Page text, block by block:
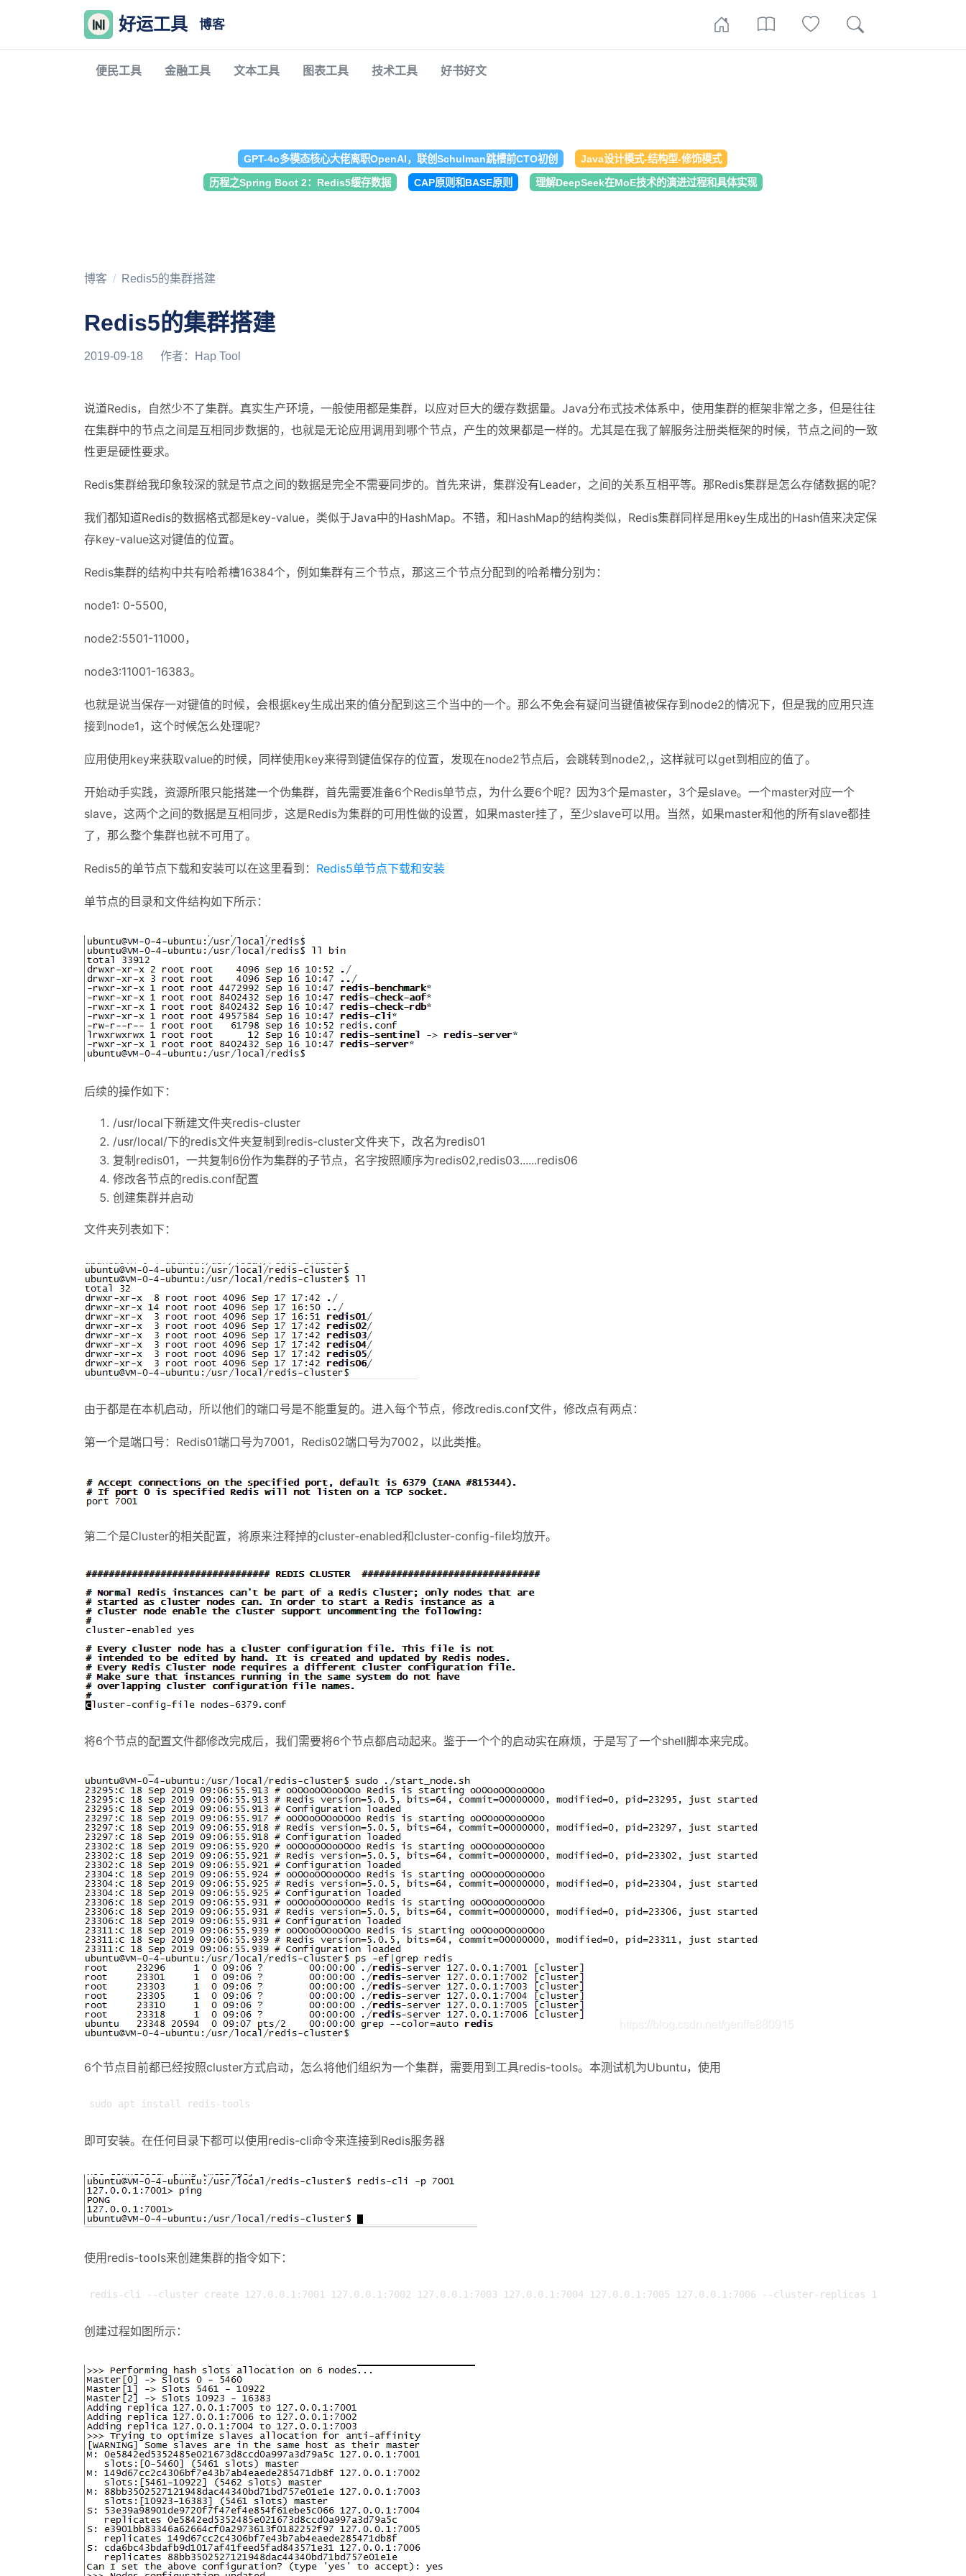
好运工具 博客
便民工具 金融工具 文本工具 图表工具 技术工具 好书好文
GPT-4o多模态核心大佬离职OpenAI，联创Schulman跳槽前CTO初创 Java设计模式-结构型-修饰模式
历程之Spring Boot 2：Redis5缓存数据 CAP原则和BASE原则 理解DeepSeek在MoE技术的演进过程和具体实现
博客 Redis5的集群搭建
Redis5的集群搭建
2019-09-18 作者： Hap Tool
说道Redis，自然少不了集群。真实生产环境，一般使用都是集群，以应对巨大的缓存数据量。Java分布式技术体系中，使用集群的框架非常之多，但是往往
在集群中的节点之间是互相同步数据的，也就是无论应用调用到哪个节点，产生的效果都是一样的。尤其是在我了解服务注册类框架的时候，节点之间的一致
性更是硬性要求。
Redis集群给我印象较深的就是节点之间的数据是完全不需要同步的。首先来讲，集群没有Leader，之间的关系互相平等。那Redis集群是怎么存储数据的呢？
我们都知道Redis的数据格式都是key-value，类似于Java中的HashMap。不错，和HashMap的结构类似，Redis集群同样是用key生成出的Hash值来决定保
存key-value这对键值的位置。
Redis集群的结构中共有哈希槽16384个，例如集群有三个节点，那这三个节点分配到的哈希槽分别为：
node1: 0-5500,
node2:5501-11000，
node3:11001-16383。
也就是说当保存一对键值的时候，会根据key生成出来的值分配到这三个当中的一个。那么不免会有疑问当键值被保存到node2的情况下，但是我的应用只连
接到node1，这个时候怎么处理呢？
应用使用key来获取value的时候，同样使用key来得到键值保存的位置，发现在node2节点后，会跳转到node2,，这样就可以get到相应的值了。
开始动手实践，资源所限只能搭建一个伪集群，首先需要准备6个Redis单节点，为什么要6个呢？因为3个是master，3个是slave。一个master对应一个
slave，这两个之间的数据是互相同步，这是Redis为集群的可用性做的设置，如果master挂了，至少slave可以用。当然，如果master和他的所有slave都挂
了，那么整个集群也就不可用了。
Redis5的单节点下载和安装可以在这里看到： Redis5单节点下载和安装
单节点的目录和文件结构如下所示：
后续的操作如下：
/usr/local下新建文件夹redis-cluster
/usr/local/下的redis文件夹复制到redis-cluster文件夹下，改名为redis01
复制redis01，一共复制6份作为集群的子节点，名字按照顺序为redis02,redis03......redis06
修改各节点的redis.conf配置
创建集群并启动
文件夹列表如下：
由于都是在本机启动，所以他们的端口号是不能重复的。进入每个节点，修改redis.conf文件，修改点有两点：
第一个是端口号：Redis01端口号为7001，Redis02端口号为7002，以此类推。
第二个是Cluster的相关配置，将原来注释掉的cluster-enabled和cluster-config-file均放开。
将6个节点的配置文件都修改完成后，我们需要将6个节点都启动起来。鉴于一个个的启动实在麻烦，于是写了一个shell脚本来完成。
6个节点目前都已经按照cluster方式启动，怎么将他们组织为一个集群，需要用到工具redis-tools。本测试机为Ubuntu，使用
sudo apt install redis-tools
即可安装。在任何目录下都可以使用redis-cli命令来连接到Redis服务器
使用redis-tools来创建集群的指令如下：
redis-cli --cluster create 127.0.0.1:7001 127.0.0.1:7002 127.0.0.1:7003 127.0.0.1:7004 127.0.0.1:7005 127.0.0.1:7006 --cluster-replicas 1
创建过程如图所示：